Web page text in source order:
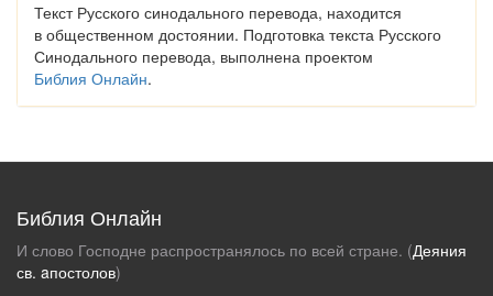
Текст Русского синодального перевода, находится
в общественном достоянии. Подготовка текста Русского
Синодального перевода, выполнена проектом
Библия Онлайн.
Библия Онлайн
И слово Господне распространялось по всей стране. (Деяния
св. aпостолов)